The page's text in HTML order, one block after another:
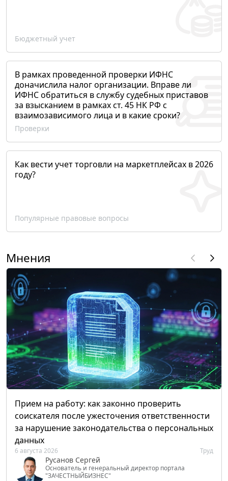
Бюджетный учет
В рамках проведенной проверки ИФНС
доначислила налог организации. Вправе ли
ИФНС обратиться в службу судебных приставов
за взысканием в рамках ст. 45 НК РФ с
взаимозависимого лица и в какие сроки?
Проверки
Как вести учет торговли на маркетплейсах в 2026
году?
Популярные правовые вопросы
Мнения
Прием на работу: как законно проверить
соискателя после ужесточения ответственности
за нарушение законодательства о персональных
данных
6 августа 2026 Труд
Русанов Сергей
Основатель и генеральный директор портала
"ЗАЧЕСТНЫЙБИЗНЕС"